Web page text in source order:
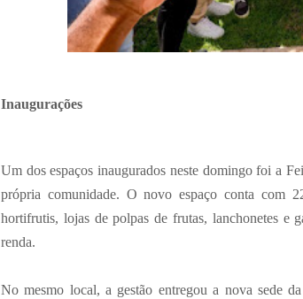
Inaugurações
Um dos espaços inaugurados neste domingo foi a
própria comunidade. O novo espaço conta com
hortifrutis, lojas de polpas de frutas, lanchonetes e
renda.
No mesmo local, a gestão entregou a nova sede